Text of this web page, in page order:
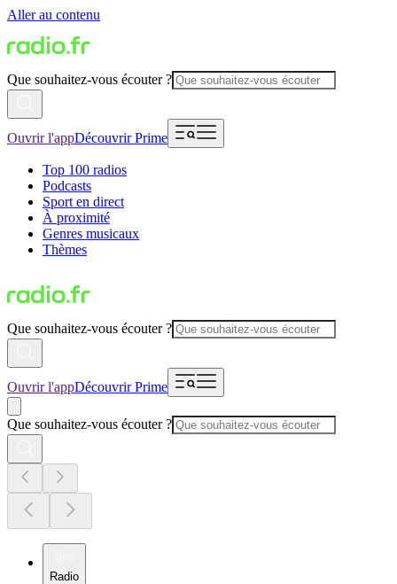
Aller au contenu
Que souhaitez-vous écouter ?
Ouvrir l'appDécouvrir Prime
Top 100 radios
Podcasts
Sport en direct
À proximité
Genres musicaux
Thèmes
Que souhaitez-vous écouter ?
Ouvrir l'appDécouvrir Prime
Que souhaitez-vous écouter ?
Radio